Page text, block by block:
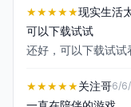
★★★★★现实生活
可以下载试试
还好，可以下载试试
★★★★★关注哥6/